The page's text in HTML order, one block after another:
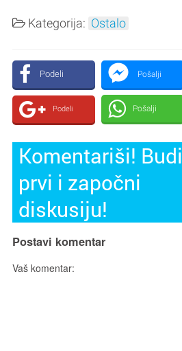
Kategorija: Ostalo
Podeli Pošalji
Podeli Pošalji
Komentariši! Budi
prvi i započni
diskusiju!
Postavi komentar
Vaš komentar: